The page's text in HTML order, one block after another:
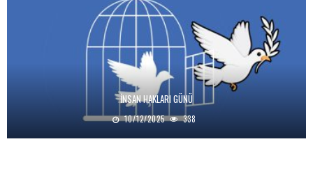
İNSAN HAKLARI GÜNÜ
10/12/2025 338